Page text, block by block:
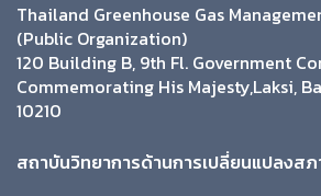
Thailand Greenhouse Gas
(Public Organization)
120 Building B, 9th Fl. Government
Commemorating His Majesty,Laksi,
10210
สถาบันวิทยาการด้านการเปลี่ยนแปลงส